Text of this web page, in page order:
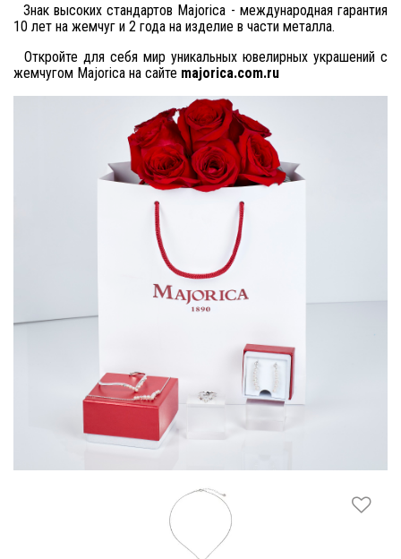
Знак высоких стандартов Majorica - международная гарантия
10 лет на жемчуг и 2 года на изделие в части металла.
Откройте для себя мир уникальных ювелирных украшений с
жемчугом Majorica на сайте majorica.com.ru